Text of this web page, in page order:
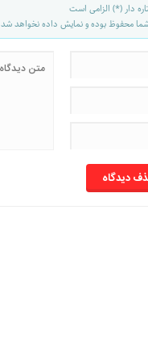
دار (*) الزامی است
محفوظ بوده و نمایش داده نخواهد شد
دیدگاه